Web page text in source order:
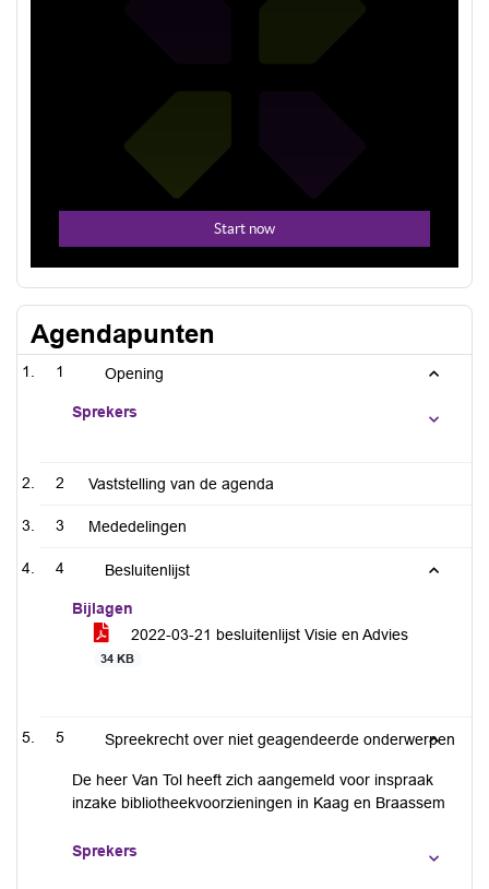
Agendapunten
1 Opening
Sprekers
2 Vaststelling van de agenda
3 Mededelingen
4 Besluitenlijst
Bijlagen
2022-03-21 besluitenlijst Visie en Advies
34 KB
5 Spreekrecht over niet geagendeerde onderwerpen
De heer Van Tol heeft zich aangemeld voor inspraak
inzake bibliotheekvoorzieningen in Kaag en Braassem
Sprekers